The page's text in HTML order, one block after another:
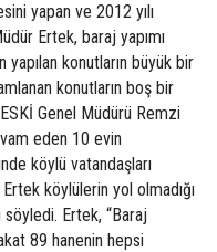
yapan ve 2012 yılı
Ertek, baraj yapımı
yapılan konutların büyük bir
konutların boş bir
Genel Müdürü Remzi
eden 10 evin
köylü vatandaşları
köylülerin yol olmadığı
Ertek, “Baraj
89 hanenin hepsi